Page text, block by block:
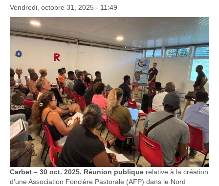
Vendredi, octobre 31, 2025 - 11:49
Carbet – 30 oct. 2025. Réunion publique relative à la création
d’une Association Foncière Pastorale (AFP) dans le Nord